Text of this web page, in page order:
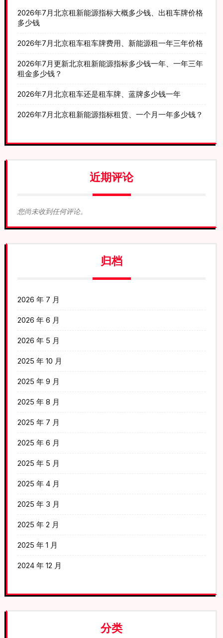
2026年7月北京租新能源指标大概多少钱、出租车牌价格
多少钱
2026年7月北京租车租车牌费用、新能源租一年三年价格
2026年7月更新北京租新能源指标多少钱一年、一年三年
租金多少钱？
2026年7月北京租车还是租车牌、蓝牌多少钱一年
2026年7月北京租新能源指标租赁、一个月一年多少钱？
近期评论
您尚未收到任何评论。
归档
2026 年 7 月
2026 年 6 月
2026 年 5 月
2025 年 10 月
2025 年 9 月
2025 年 8 月
2025 年 7 月
2025 年 6 月
2025 年 5 月
2025 年 4 月
2025 年 3 月
2025 年 2 月
2025 年 1 月
2024 年 12 月
分类